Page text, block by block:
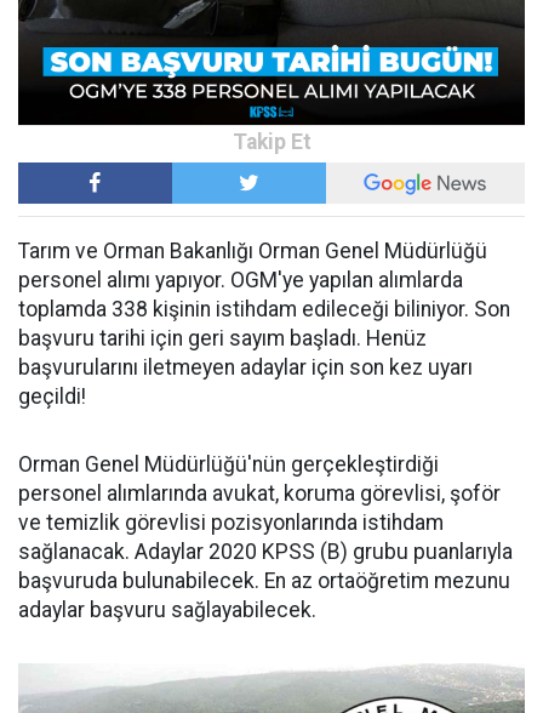
Tarım ve Orman Bakanlığı Orman Genel Müdürlüğü
personel alımı yapıyor. OGM'ye yapılan alımlarda
toplamda 338 kişinin istihdam edileceği biliniyor. Son
başvuru tarihi için geri sayım başladı. Henüz
başvurularını iletmeyen adaylar için son kez uyarı
geçildi!
Orman Genel Müdürlüğü'nün gerçekleştirdiği
personel alımlarında avukat, koruma görevlisi, şoför
ve temizlik görevlisi pozisyonlarında istihdam
sağlanacak. Adaylar 2020 KPSS (B) grubu puanlarıyla
başvuruda bulunabilecek. En az ortaöğretim mezunu
adaylar başvuru sağlayabilecek.